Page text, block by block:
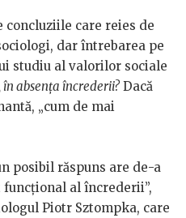
concluziile care reies de
dar întrebarea pe
studiu al valorilor sociale
absența încrederii? Dacă
„cum de mai
posibil răspuns are de-a
funcțional al încrederii”,
Piotr Sztompka, care